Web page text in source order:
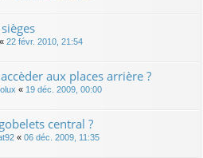
« 22 févr. 2010, 21:54
aux places arrière ?
« 19 déc. 2009, 00:00
central ?
« 06 déc. 2009, 11:35